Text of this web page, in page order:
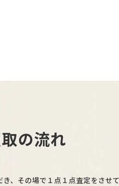
の流れ
、その場で１点１点査定をさせて